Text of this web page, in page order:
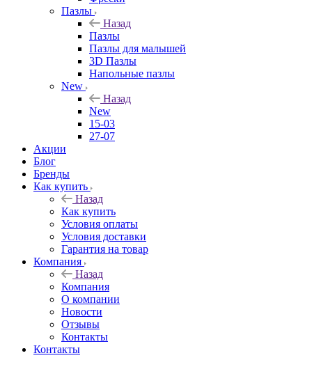
Пазлы
Назад
Пазлы
Пазлы для малышей
3D Пазлы
Напольные пазлы
New
Назад
New
15-03
27-07
Акции
Блог
Бренды
Как купить
Назад
Как купить
Условия оплаты
Условия доставки
Гарантия на товар
Компания
Назад
Компания
О компании
Новости
Отзывы
Контакты
Контакты